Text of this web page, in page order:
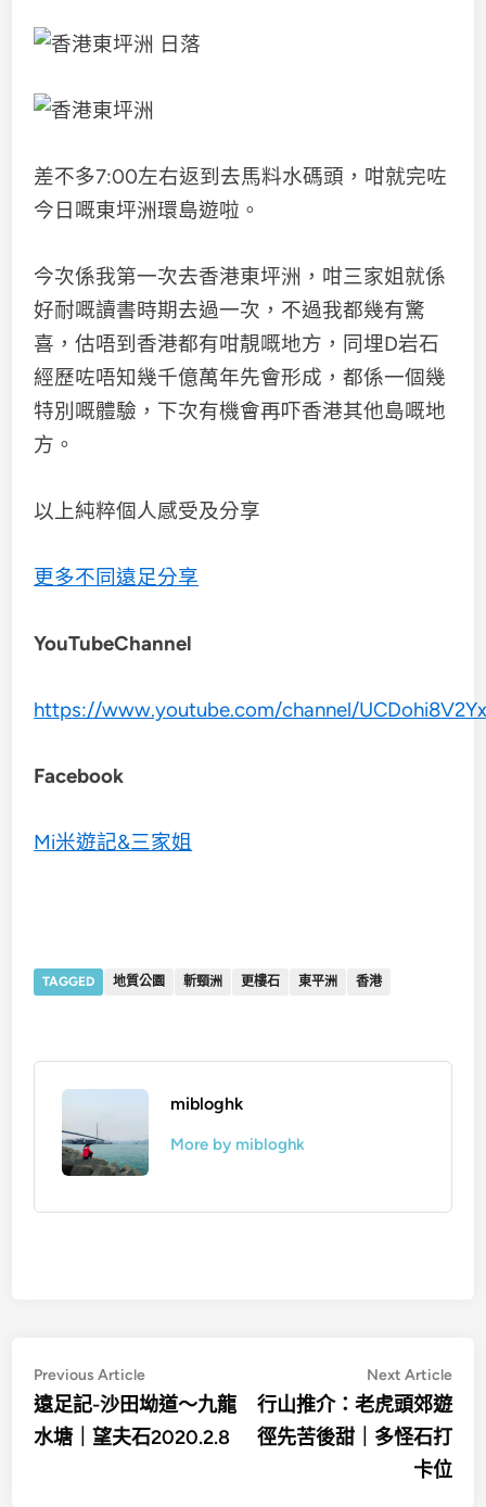
差不多7:00左右返到去馬料水碼頭，咁就完咗
今日嘅東坪洲環島遊啦。
今次係我第一次去香港東坪洲，咁三家姐就係
好耐嘅讀書時期去過一次，不過我都幾有驚
喜，估唔到香港都有咁靚嘅地方，同埋D岩石
經歷咗唔知幾千億萬年先會形成，都係一個幾
特別嘅體驗，下次有機會再吓香港其他島嘅地
方。
以上純粹個人感受及分享
更多不同遠足分享
YouTubeChannel
https://www.youtube.com/channel/
Facebook
Mi米遊記&三家姐
TAGGED 地質公園 斬頸洲 更樓石 東平洲 香港
mibloghk
More by mibloghk
文
章
導
Previous ArticlePrevious
article:
遠足記-沙田坳道～九龍
水塘｜望夫石2020.2.8
Next Article
行山推介：老虎頭郊遊
徑先苦後甜｜多怪石打
卡位